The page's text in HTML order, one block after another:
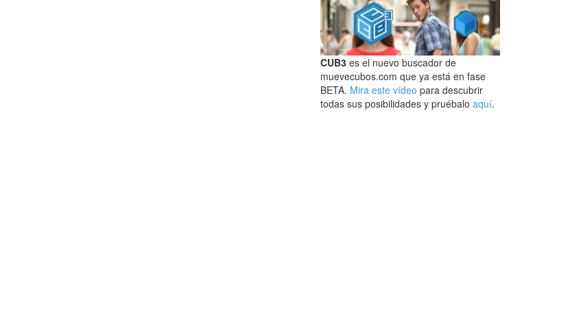
CUB3es el nuevo buscador de
muevecubos.com que ya está en fase
BETA. Mira este vídeo para descubrir
todas sus posibilidades y pruébalo aquí.